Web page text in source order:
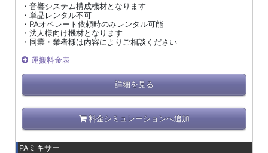
・音響システム構成機材となります
・単品レンタル不可
・PAオペレート依頼時のみレンタル可能
・法人様向け機材となります
・同業・業者様は内容によりご相談ください
運搬料金表
詳細を見る
料金シミュレーションへ追加
PAミキサー